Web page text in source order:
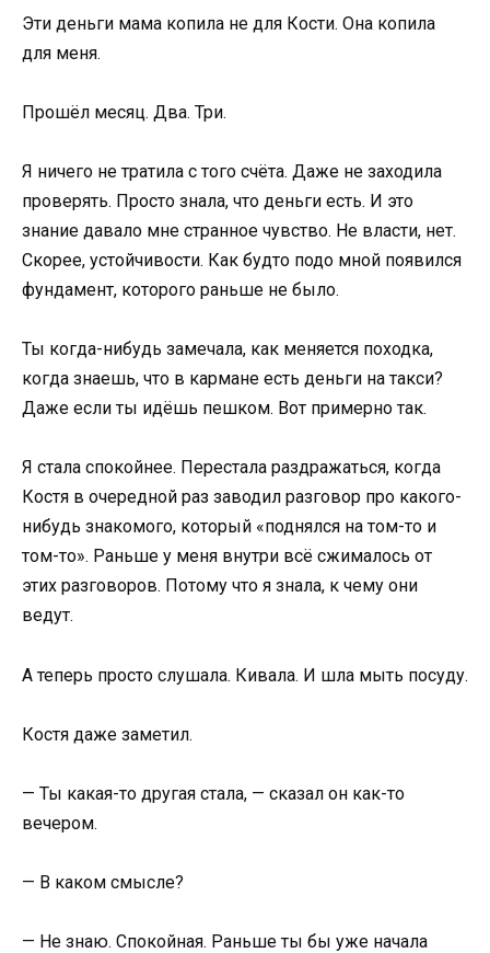
Эти деньги мама копила не для Кости. Она копила
для меня.
Прошёл месяц. Два. Три.
Я ничего не тратила с того счёта. Даже не заходила
проверять. Просто знала, что деньги есть. И это
знание давало мне странное чувство. Не власти, нет.
Скорее, устойчивости. Как будто подо мной появился
фундамент, которого раньше не было.
Ты когда-нибудь замечала, как меняется походка,
когда знаешь, что в кармане есть деньги на такси?
Даже если ты идёшь пешком. Вот примерно так.
Я стала спокойнее. Перестала раздражаться, когда
Костя в очередной раз заводил разговор про какого-
нибудь знакомого, который «поднялся на том-то и
том-то». Раньше у меня внутри всё сжималось от
этих разговоров. Потому что я знала, к чему они
ведут.
А теперь просто слушала. Кивала. И шла мыть посуду.
Костя даже заметил.
— Ты какая-то другая стала, — сказал он как-то
вечером.
— В каком смысле?
— Не знаю. Спокойная. Раньше ты бы уже начала